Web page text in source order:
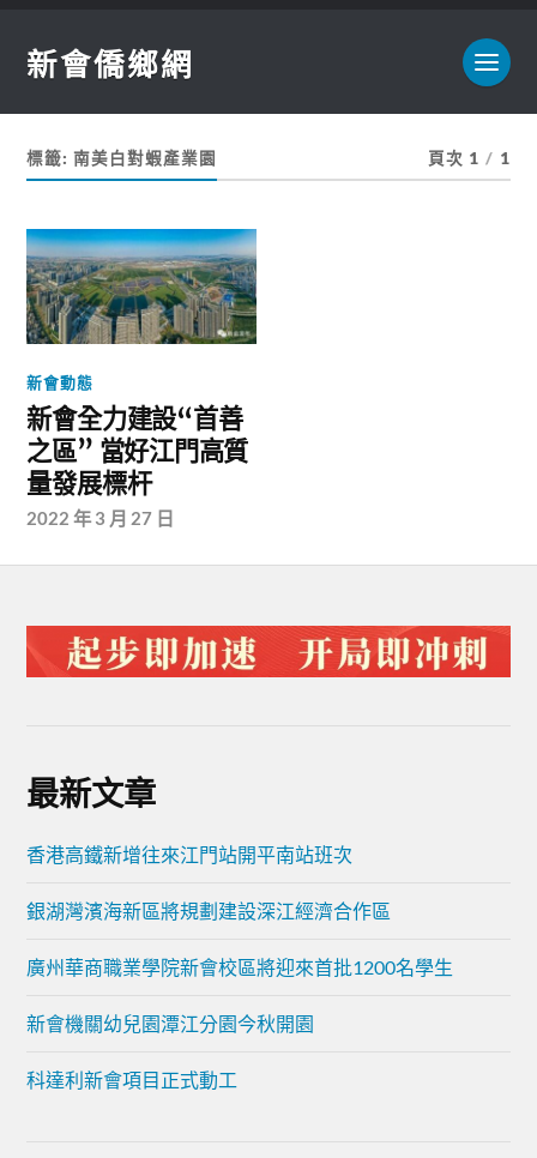
新會僑鄉網
標籤:南美白對蝦產業園 頁次 1 / 1
新會動態
新會全力建設“首善
之區” 當好江門高質
量發展標杆
2022 年 3 月 27 日
最新文章
香港高鐵新增往來江門站開平南站班次
銀湖灣濱海新區將規劃建設深江經濟合作區
廣州華商職業學院新會校區將迎來首批1200名學生
新會機關幼兒園潭江分園今秋開園
科達利新會項目正式動工